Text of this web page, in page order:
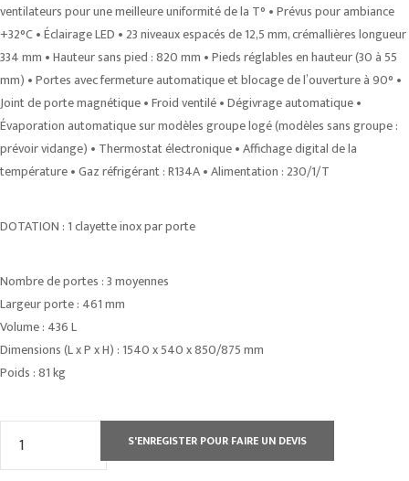
ventilateurs pour une meilleure uniformité de la T° • Prévus pour ambiance
+32°C • Éclairage LED • 23 niveaux espacés de 12,5 mm, crémallières longueur
334 mm • Hauteur sans pied : 820 mm • Pieds réglables en hauteur (30 à 55
mm) • Portes avec fermeture automatique et blocage de l’ouverture à 90° •
Joint de porte magnétique • Froid ventilé • Dégivrage automatique •
Évaporation automatique sur modèles groupe logé (modèles sans groupe :
prévoir vidange) • Thermostat électronique • Affichage digital de la
température • Gaz réfrigérant : R134A • Alimentation : 230/1/T
DOTATION : 1 clayette inox par porte
Nombre de portes : 3 moyennes
Largeur porte : 461 mm
Volume : 436 L
Dimensions (L x P x H) : 1540 x 540 x 850/875 mm
Poids : 81 kg
S'ENREGISTER POUR FAIRE UN DEVIS